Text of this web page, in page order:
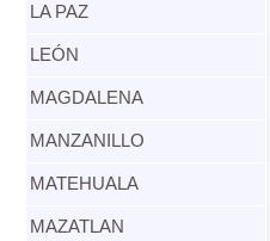
LA PAZ​
LEÓN​
MAGDALENA​
MANZANILLO​
MATEHUALA​
MAZATLAN​